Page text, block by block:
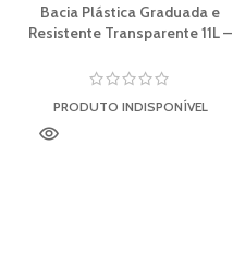
Bacia Plástica Graduada e
Resistente Transparente 11L –
PRODUTO INDISPONÍVEL